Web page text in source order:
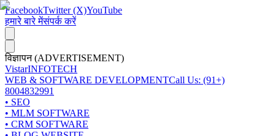
FacebookTwitter (X)YouTube
हमारे बारे मेंसंपर्क करें
विज्ञापन (ADVERTISEMENT)
VistarINFOTECH
WEB & SOFTWARE DEVELOPMENTCall Us: (91+)
8004832991
• SEO
• MLM SOFTWARE
• CRM SOFTWARE